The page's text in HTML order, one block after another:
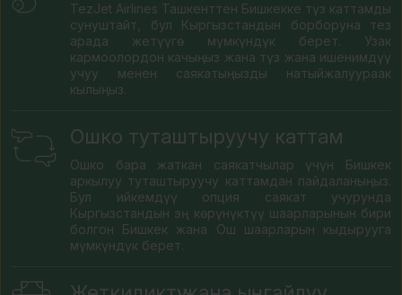
TezJet Airlines Ташкенттен Бишкекке түз каттамды
сунуштайт, бул Кыргызстандын борборуна тез
арада жетүүгө мүмкүндүк берет. Узак
кармоолордон качыңыз жана түз жана ишенимдүү
учуу менен саякатыңызды натыйжалуураак
кылыңыз.
Ошко туташтыруучу каттам
Ошко бара жаткан саякатчылар үчүн Бишкек
аркылуу туташтыруучу каттамдан пайдаланыңыз.
Бул ийкемдүү опция саякат учурунда
Кыргызстандын эң көрүнүктүү шаарларынын бири
болгон Бишкек жана Ош шаарларын кыдырууга
мүмкүндүк берет.